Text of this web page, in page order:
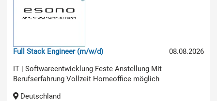
08.08.2026
Full Stack Engineer (m/w/d)
IT | Softwareentwicklung Feste Anstellung Mit
Berufserfahrung Vollzeit Homeoffice möglich
Deutschland